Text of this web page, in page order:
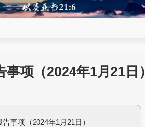
项（2024年1月21日）
事项（2024年1月21日）